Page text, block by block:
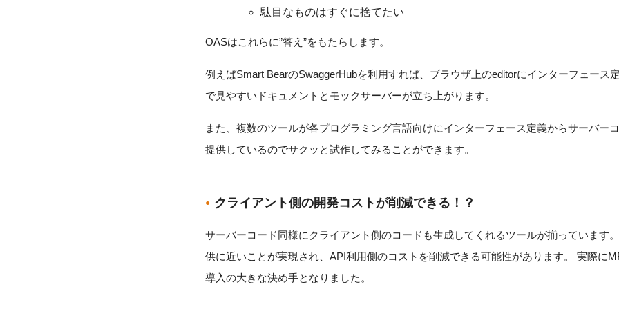
駄目なものはすぐに捨てたい
OASはこれらに”答え”をもたらします。
例えばSmart BearのSwaggerHubを利用すれば、ブラウザ上のeditorにインターフェース
で見やすいドキュメントとモックサーバーが立ち上がります。
また、複数のツールが各プログラミング言語向けにインターフェース定義からサーバー
提供しているのでサクッと試作してみることができます。
クライアント側の開発コストが削減できる！？
サーバーコード同様にクライアント側のコードも生成してくれるツールが揃っています
供に近いことが実現され、API利用側のコストを削減できる可能性があります。 実際に
導入の大きな決め手となりました。